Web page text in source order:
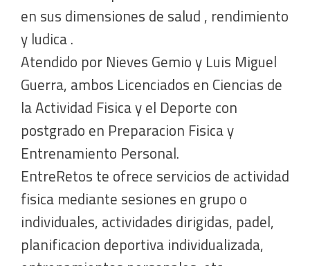
en sus dimensiones de salud , rendimiento
y ludica .
Atendido por Nieves Gemio y Luis Miguel
Guerra, ambos Licenciados en Ciencias de
la Actividad Fisica y el Deporte con
postgrado en Preparacion Fisica y
Entrenamiento Personal.
EntreRetos te ofrece servicios de actividad
fisica mediante sesiones en grupo o
individuales, actividades dirigidas, padel,
planificacion deportiva individualizada,